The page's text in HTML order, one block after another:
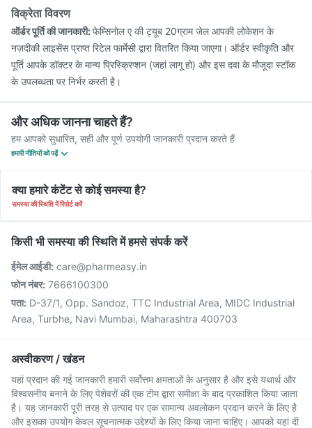
विक्रेता विवरण
ऑर्डर पूर्ति की जानकारी:फेम्सिनोल ए की ट्यूब 20ग्राम जेल आपकी लोकेशन के
नज़दीकी लाइसेंस प्राप्त रिटेल फार्मेसी द्वारा वितरित किया जाएगा। ऑर्डर स्वीकृति और
पूर्ति आपके डॉक्टर के मान्य प्रिस्क्रिप्शन (जहां लागू हो) और इस दवा के मौजूदा स्टॉक
के उपलब्धता पर निर्भर करती है।
और अधिक जानना चाहते हैं?
हम आपको सुधारित, सही और पूर्ण उपयोगी जानकारी प्रदान करते हैं
हमारी नीतियों को पढ़ें
क्या हमारे कंटेंट से कोई समस्या है?
समस्या की स्थिति में रिपोर्ट करें
किसी भी समस्या की स्थिति में हमसे संपर्क करें
ईमेल आईडी: care@pharmeasy.in
फोन नंबर: 7666100300
पता: D-37/1, Opp. Sandoz, TTC Industrial Area, MIDC Industrial
Area, Turbhe, Navi Mumbai, Maharashtra 400703
अस्वीकरण / खंडन
यहां प्रदान की गई जानकारी हमारी सर्वोत्तम क्षमताओं के अनुसार है और इसे यथार्थ और
विश्वसनीय बनाने के लिए पेशेवरों की एक टीम द्वारा समीक्षा के बाद प्रकाशित किया जाता
है। यह जानकारी पूरी तरह से उत्पाद पर एक सामान्य अवलोकन प्रदान करने के लिए है
और इसका उपयोग केवल सूचनात्मक उद्देश्यों के लिए किया जाना चाहिए। आपको यहां दी